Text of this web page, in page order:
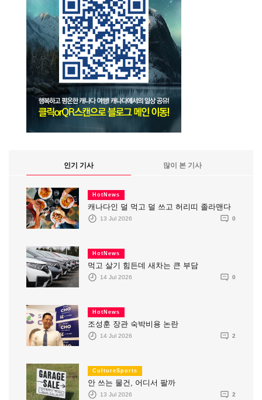
인기 기사 많이 본 기사
HotNews
캐나다인 덜 먹고 덜 쓰고 허리띠 졸라맨다
13 Jul 2026 0
HotNews
먹고 살기 힘든데 새차는 큰 부담
14 Jul 2026 0
HotNews
조성훈 장관 숙박비용 논란
14 Jul 2026 2
CultureSports
안 쓰는 물건, 어디서 팔까
13 Jul 2026 2